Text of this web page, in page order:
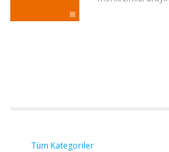
Tüm Kategoriler